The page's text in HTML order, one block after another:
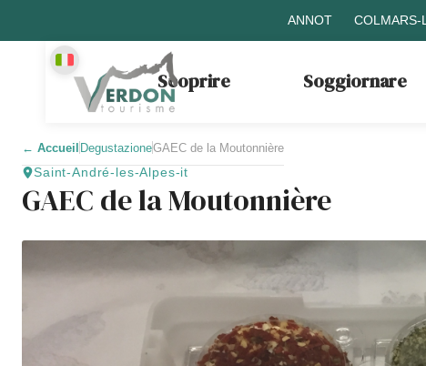
ANNOT COLMARS-
Scoprire Soggiornare
← Accueil DegustazioneGAEC de la Moutonnière
Saint-André-les-Alpes-it
GAEC de la Moutonnière